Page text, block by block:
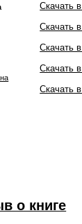
Скачать
Скачать
Скачать
Скачать
Скачать
о книге